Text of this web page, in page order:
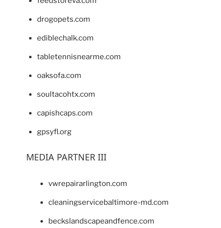
drogopets.com
ediblechalk.com
tabletennisnearme.com
oaksofa.com
soultacohtx.com
capishcaps.com
gpsyfl.org
MEDIA PARTNER III
vwrepairarlington.com
cleaningservicebaltimore-md.com
beckslandscapeandfence.com